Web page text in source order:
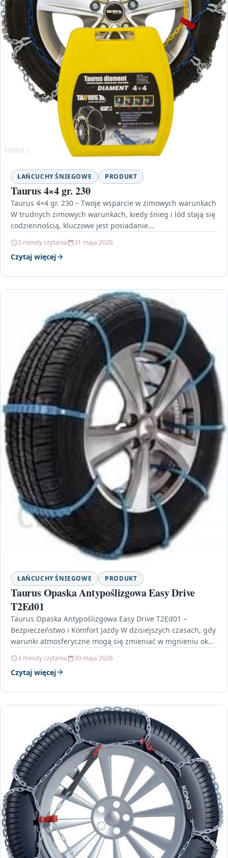
ŁAŃCUCHY ŚNIEGOWE PRODUKT
Taurus 4×4 gr. 230
Taurus 4×4 gr. 230 – Twoje wsparcie w zimowych warunkach
W trudnych zimowych warunkach, kiedy śnieg i lód stają się
codziennością, kluczowe jest posiadanie…
3 minuty czytania 31 maja 2026
Czytaj więcej
ŁAŃCUCHY ŚNIEGOWE PRODUKT
Taurus Opaska Antypoślizgowa Easy Drive
T2Ed01
Taurus Opaska Antypoślizgowa Easy Drive T2Ed01 –
Bezpieczeństwo i Komfort Jazdy W dzisiejszych czasach, gdy
warunki atmosferyczne mogą się zmieniać w mgnieniu oka,
3 minuty czytania 30 maja 2026
Czytaj więcej